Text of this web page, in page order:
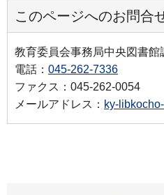
このページへのお問合
教育委員会事務局中央図書館
電話： 045-262-7336
ファクス：045-262-0054
メールアドレス： ky-